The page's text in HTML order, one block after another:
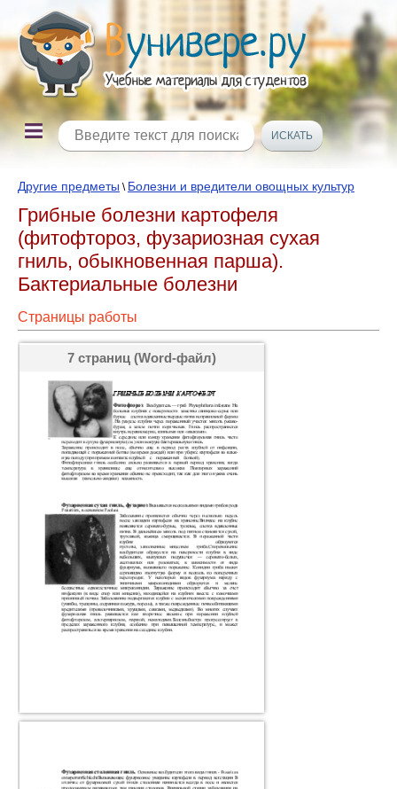
Другие предметы \ Болезни и вредители овощных культур
Грибные болезни картофеля
(фитофтороз, фузариозная сухая
гниль, обыкновенная парша).
Бактериальные болезни
Страницы работы
7 страниц (Word-файл)